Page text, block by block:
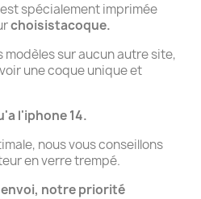
spécialement imprimée
choisistacoque.
modèles sur aucun autre site,
une coque unique et
l'iphone 14.
nous vous conseillons
en verre trempé.
notre priorité